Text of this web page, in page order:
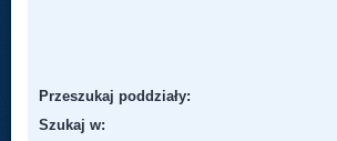
Przeszukaj poddziały:
Szukaj w: